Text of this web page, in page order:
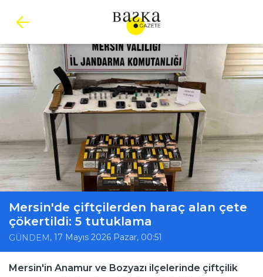
Mersin'de çiftçilerden haraç alan çete
çökertildi: 5 tutuklama
GÜNDEM , 17 Mayıs 2026 Pazar, 00:51
Mersin'in Anamur ve Bozyazı ilçelerinde çiftçilik